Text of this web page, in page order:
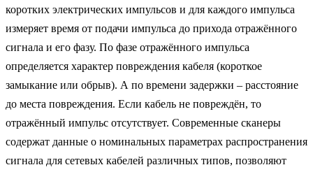
коротких электрических импульсов и для каждого импульса
измеряет время от подачи импульса до прихода отражённого
сигнала и его фазу. По фазе отражённого импульса
определяется характер повреждения кабеля (короткое
замыкание или обрыв). А по времени задержки – расстояние
до места повреждения. Если кабель не повреждён, то
отражённый импульс отсутствует. Современные сканеры
содержат данные о номинальных параметрах распространения
сигнала для сетевых кабелей различных типов, позволяют